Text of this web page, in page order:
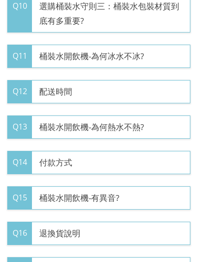
Q10
選購桶裝水守則三：桶裝水包裝材質到
底有多重要?
Q11 桶裝水開飲機-為何冰水不冰?
Q12 配送時間
Q13 桶裝水開飲機-為何熱水不熱?
Q14 付款方式
Q15 桶裝水開飲機-有異音?
Q16 退換貨說明